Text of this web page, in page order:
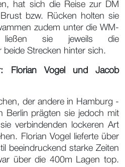
hat sich die Reise zur DM
bzw. Rücken holten sie
zudem unter die WM-
ließen sie jeweils die
beide Strecken hinter sich.
Florian Vogel und Jacob
der andere in Hamburg -
Berlin prägten sie jedoch mit
verbindenden lockeren Art
Florian Vogel lieferte über
beeindruckend starke Zeiten
über die 400m Lagen top.